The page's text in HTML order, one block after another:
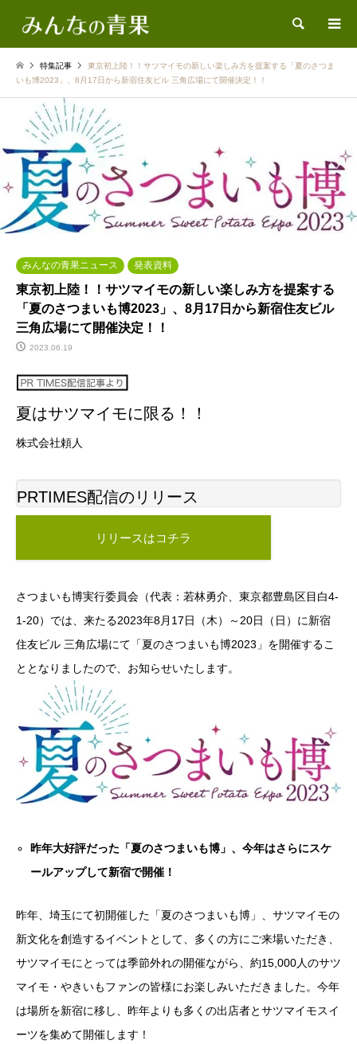
検索
特集記事
東京初上陸！！サツマイモの新しい楽しみ方を提案する「夏のさつま
いも博2023」、8月17日から新宿住友ビル 三角広場にて開催決定！！
みんなの青果ニュース 発表資料
東京初上陸！！サツマイモの新しい楽しみ方を提案する
「夏のさつまいも博2023」、8月17日から新宿住友ビル
三角広場にて開催決定！！
2023.06.19
夏はサツマイモに限る！！
株式会社頼人
PRTIMES配信のリリース
リリースはコチラ
さつまいも博実行委員会（代表：若林勇介、東京都豊島区目白4-
1-20）では、来たる2023年8月17日（木）～20日（日）に新宿
住友ビル 三角広場にて「夏のさつまいも博2023」を開催するこ
ととなりましたので、お知らせいたします。
昨年大好評だった「夏のさつまいも博」、今年はさらにスケ
ールアップして新宿で開催！
昨年、埼玉にて初開催した「夏のさつまいも博」、サツマイモの
新文化を創造するイベントとして、多くの方にご来場いただき、
サツマイモにとっては季節外れの開催ながら、約15,000人のサツ
マイモ・やきいもファンの皆様にお楽しみいただきました。今年
は場所を新宿に移し、昨年よりも多くの出店者とサツマイモスイ
ーツを集めて開催します！